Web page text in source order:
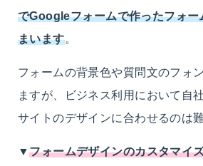
でGoogleフォームで作ったフォー
まいます。
フォームの背景色や質問文のフォ
ますが、ビジネス利用において自
サイトのデザインに合わせるのは
▼フォームデザインのカスタマイ